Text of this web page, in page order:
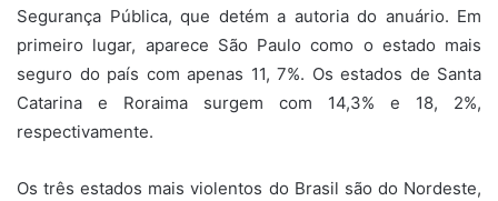
Segurança Pública, que detém a autoria do anuário. Em
primeiro lugar, aparece São Paulo como o estado mais
seguro do país com apenas 11, 7%. Os estados de Santa
Catarina e Roraima surgem com 14,3% e 18, 2%,
respectivamente.
Os três estados mais violentos do Brasil são do Nordeste,